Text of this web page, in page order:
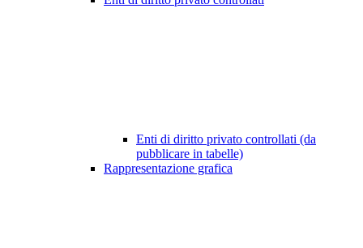
Enti di diritto privato controllati (da
pubblicare in tabelle)
Rappresentazione grafica